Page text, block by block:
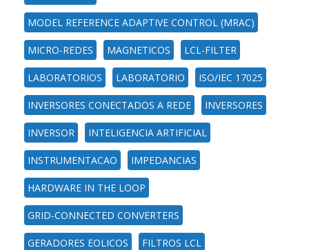
MODEL REFERENCE ADAPTIVE CONTROL (MRAC)
MICRO-REDES MAGNETICOS LCL-FILTER
LABORATORIOS LABORATORIO ISO/IEC 17025
INVERSORES CONECTADOS A REDE INVERSORES
INVERSOR INTELIGENCIA ARTIFICIAL
INSTRUMENTACAO IMPEDANCIAS
HARDWARE IN THE LOOP
GRID-CONNECTED CONVERTERS
GERADORES EOLICOS FILTROS LCL